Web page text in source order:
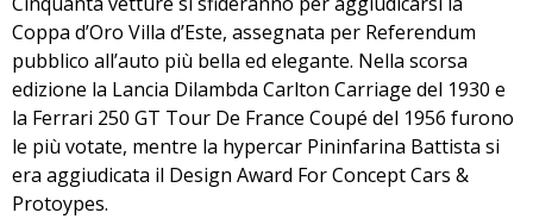
Coppa d’Oro Villa d’Este, assegnata per Referendum
pubblico all’auto più bella ed elegante. Nella scorsa
edizione la Lancia Dilambda Carlton Carriage del 1930 e
la Ferrari 250 GT Tour De France Coupé del 1956 furono
le più votate, mentre la hypercar Pininfarina Battista si
era aggiudicata il Design Award For Concept Cars &
Protoypes.